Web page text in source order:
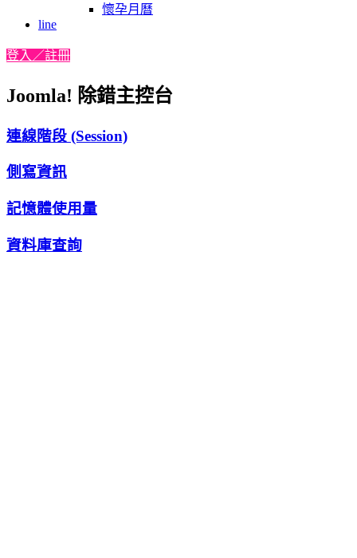
懷孕月曆
line
登入／註冊
Joomla! 除錯主控台
連線階段 (Session)
側寫資訊
記憶體使用量
資料庫查詢